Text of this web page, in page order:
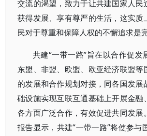
交流的渴望，致力于让共建国家人民
获得发展、享有尊严的生活，这实质
民对于尊重和保障人权的不懈追求是
共建“一带一路”旨在以合作促发
东盟、非盟、欧盟、欧亚经济联盟等
的发展和合作规划对接，同各国发展
础设施实现互联互通基础上开展金融
各方面广泛合作，有效促进共同发展
报告显示，共建“一带一路”将使参与